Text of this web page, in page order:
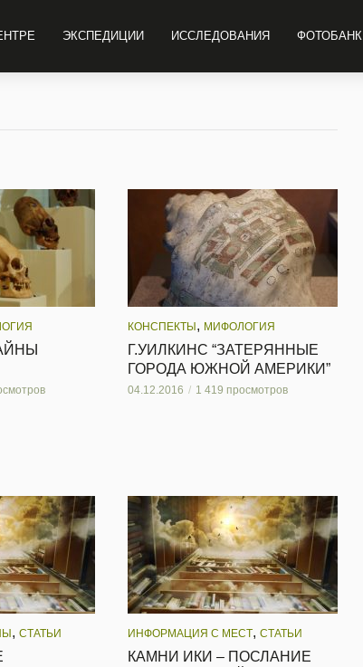
ЭКСПЕДИЦИИ ИССЛЕДОВАНИЯ ФОТОБАНК
КОНСПЕКТЫ , МИФОЛОГИЯ
Г.УИЛКИНС “ЗАТЕРЯННЫЕ
ГОРОДА ЮЖНОЙ АМЕРИКИ”
04.12.2016 1 419 просмотров
, СТАТЬИ ИНФОРМАЦИЯ С МЕСТ, СТАТЬИ
КАМНИ ИКИ – ПОСЛАНИЕ